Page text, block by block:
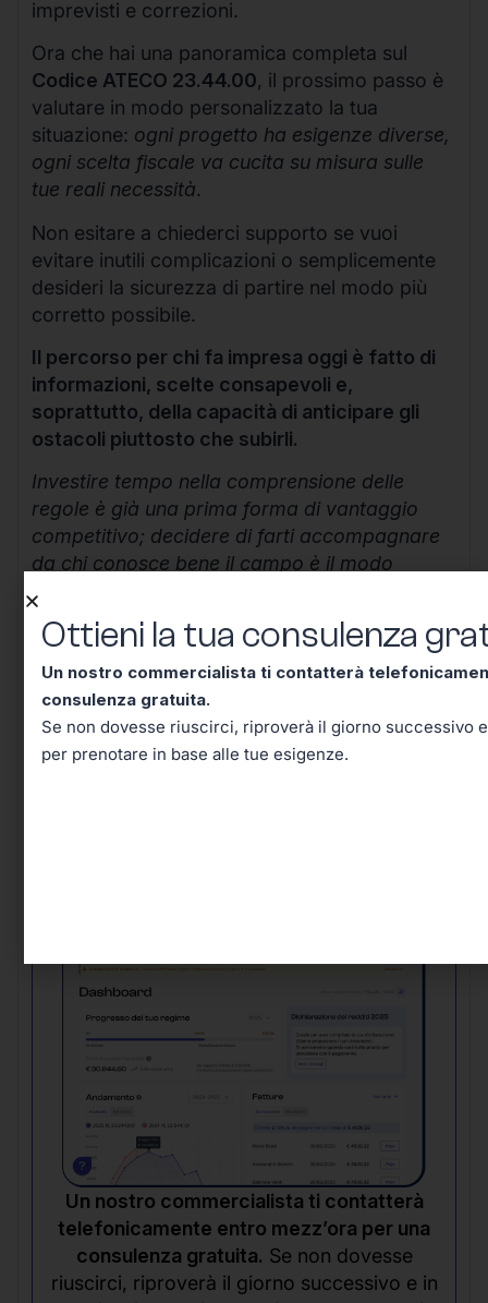
imprevisti e correzioni.
Ora che hai una panoramica completa sul
Codice ATECO 23.44.00, il prossimo passo è
valutare in modo personalizzato la tua
situazione: ogni progetto ha esigenze diverse,
ogni scelta fiscale va cucita su misura sulle
tue reali necessità.
Non esitare a chiederci supporto se vuoi
evitare inutili complicazioni o semplicemente
desideri la sicurezza di partire nel modo più
corretto possibile.
Il percorso per chi fa impresa oggi è fatto di
informazioni, scelte consapevoli e,
soprattutto, della capacità di anticipare gli
ostacoli piuttosto che subirli.
Investire tempo nella comprensione delle
regole è già una prima forma di vantaggio
competitivo; decidere di farti accompagnare
da chi conosce bene il campo è il modo
migliore per costruire un futuro lavorativo
solido, efficiente e senza inutili sorprese.
Continua a informarti, resta aggiornato e
ricorda che ogni scelta ben ponderata oggi ti
mette al riparo domani.
Un nostro commercialista ti contatterà
telefonicamente entro mezz’ora per una
consulenza gratuita. Se non dovesse
riuscirci, riproverà il giorno successivo e in
Ottieni la tua consulenza
Un nostro commercialista ti contatterà
consulenza gratuita.
Se non dovesse riuscirci, riproverà il giorno successivo
per prenotare in base alle tue esigenze.